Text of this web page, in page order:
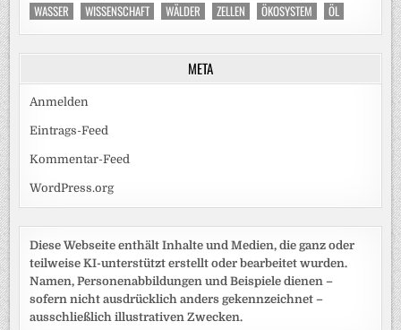
WASSER
WISSENSCHAFT WÄLDER ZELLEN ÖKOSYSTEM ÖL
META
Anmelden
Eintrags-Feed
Kommentar-Feed
WordPress.org
Diese Webseite enthält Inhalte und Medien, die ganz oder
teilweise KI-unterstützt erstellt oder bearbeitet wurden.
Namen, Personenabbildungen und Beispiele dienen –
sofern nicht ausdrücklich anders gekennzeichnet –
ausschließlich illustrativen Zwecken.